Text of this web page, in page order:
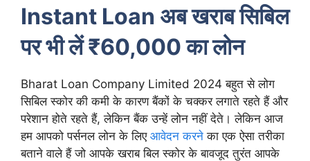
Instant Loan अब खराब सिबिल
पर भी लें ₹60,000 का लोन
Bharat Loan Company Limited 2024 बहुत से लोग
सिबिल स्कोर की कमी के कारण बैंकों के चक्कर लगाते रहते हैं और
परेशान होते रहते हैं, लेकिन बैंक उन्हें लोन नहीं देते। लेकिन आज
हम आपको पर्सनल लोन के लिए आवेदन करने का एक ऐसा तरीका
बताने वाले हैं जो आपके खराब बिल स्कोर के बावजूद तुरंत आपके